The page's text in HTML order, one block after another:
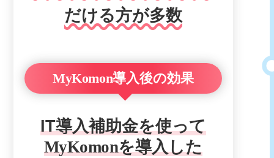
だける方が多数
MyKomon導入後の効果
IT導入補助金を使って
MyKomonを導入した